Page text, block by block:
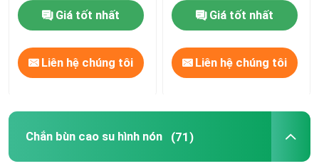
Giá tốt nhất
Liên hệ chúng tôi
Giá tốt nhất
Liên hệ chúng tôi
Chắn bùn cao su hình nón (71)